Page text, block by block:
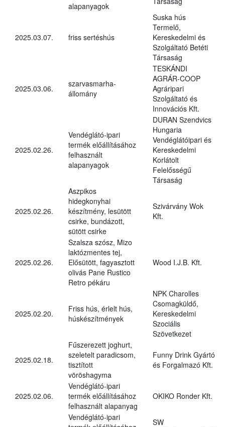
alapanyagok
2025.03.07. friss sertéshús
Suska hús
Termelő,
Kereskedelmi és
Szolgáltató Betéti
Társaság
2025.03.06.
szarvasmarha-
állomány
TESKÁNDI
AGRÁR-COOP
Agráripari
Szolgáltató és
Innovációs Kft.
2025.02.26.
Vendéglátó-ipari
termék előállításához
felhasznált
alapanyagok
DURAN Szendvics
Hungaria
Vendéglátóipari és
Kereskedelmi
Korlátolt
Felelősségű
Társaság
2025.02.26.
Aszpikos
hidegkonyhai
készítmény, lesütött
csirke, bundázott,
sütött csirke
Szivárvány Wok
Kft.
2025.02.26.
Szalsza szósz, Mizo
laktózmentes tej,
Elősütött, fagyasztott
olivás Pane Rustico
Retro pékáru
Wood I.J.B. Kft.
2025.02.20.
Friss hús, érlelt hús,
húskészítmények
NPK Charolles
Csomagküldő,
Kereskedelmi
Szociális
Szövetkezet
2025.02.18.
Fűszerezett joghurt,
szeletelt paradicsom,
tisztított
vöröshagyma
Funny Drink Gyártó
és Forgalmazó Kft.
2025.02.06.
Vendéglátó-ipari
termék előállításához
felhasznált alapanyag
OKIKO Ronder Kft.
Vendéglátó-ipari
SW